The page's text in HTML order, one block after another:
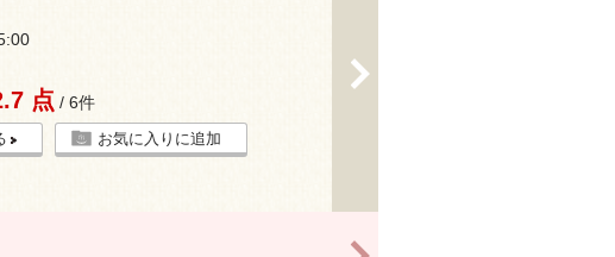
点 / 6件
お気に入りに追加